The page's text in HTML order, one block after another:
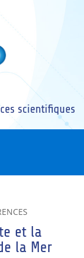
scientifiques
et la
la Mer